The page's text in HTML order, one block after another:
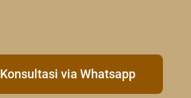
Konsultasi via Whatsapp